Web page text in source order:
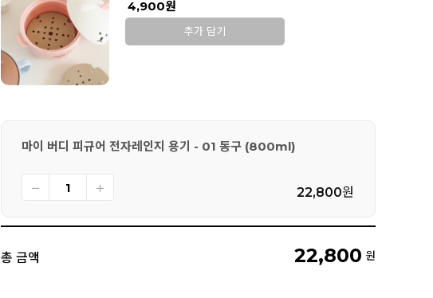
4,900원
추가 담기
마이 버디 피규어 전자레인지 용기 - 01 동구 (800ml)
22,800원
총 금액 22,800 원